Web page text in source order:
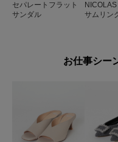
セパレートフラット
サンダル
サムリン
お仕事シー